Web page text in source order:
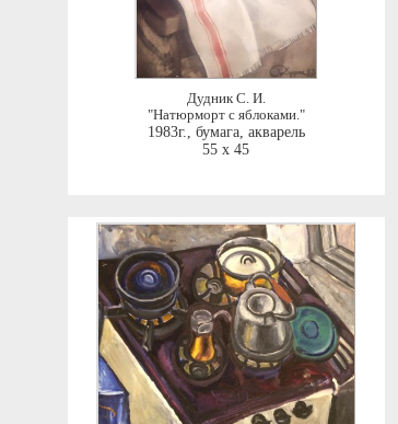
Дудник С. И.
"Натюрморт с яблоками."
1983г., бумага, акварель
55 x 45